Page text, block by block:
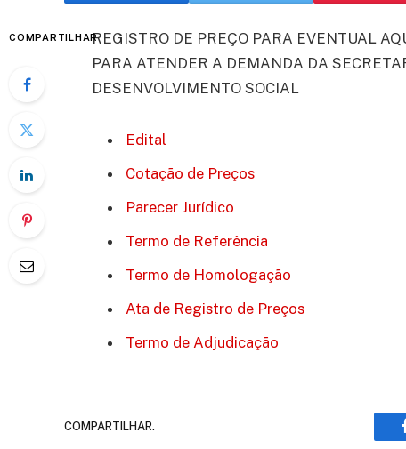
COMPARTILHARREGISTRO DE PREÇO PARA EVENTUAL
PARA ATENDER A DEMANDA DA
DESENVOLVIMENTO SOCIAL
Edital
Cotação de Preços
Parecer Jurídico
Termo de Referência
Termo de Homologação
Ata de Registro de Preços
Termo de Adjudicação
COMPARTILHAR.